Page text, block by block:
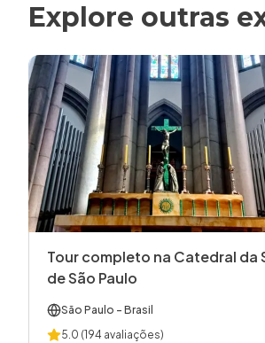
Explore outras
Tour completo na Catedral da
de São Paulo
São Paulo - Brasil
5.0 (194 avaliações)